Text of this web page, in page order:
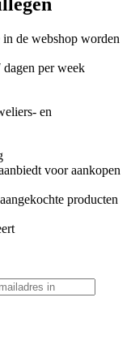
de webshop worden
per week
en
voor aankopen
producten